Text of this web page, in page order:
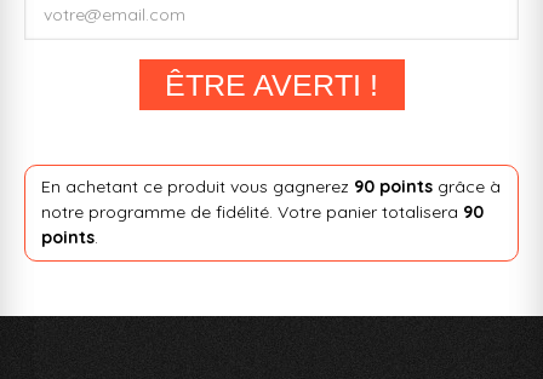
ÊTRE AVERTI !
En achetant ce produit vous gagnerez 90 pointsgrâce à
notre programme de fidélité. Votre panier totalisera 90
points.